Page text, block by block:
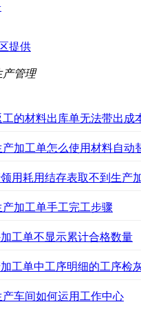
提供
产管理
工的材料出库单无法带出成
产加工单怎么使用材料自动
用耗用结存表取不到生产
产加工单手工完工步骤
工单不显示累计合格数量
工单中工序明细的工序检
产车间如何运用工作中心